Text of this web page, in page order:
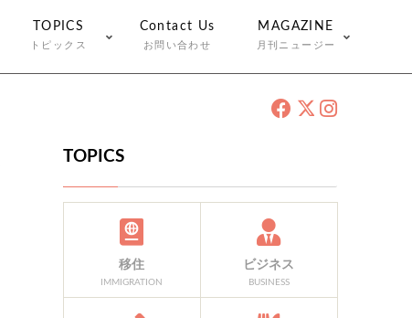
TOPICS
トピックス
Contact Us
お問い合わせ
MAGAZINE
月刊ニュージー
TOPICS
移住
IMMIGRATION
ビジネス
BUSINESS